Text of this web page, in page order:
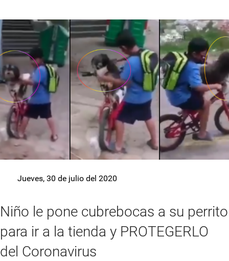
Jueves, 30 de julio del 2020
Niño le pone cubrebocas a su perrito
para ir a la tienda y PROTEGERLO
del Coronavirus